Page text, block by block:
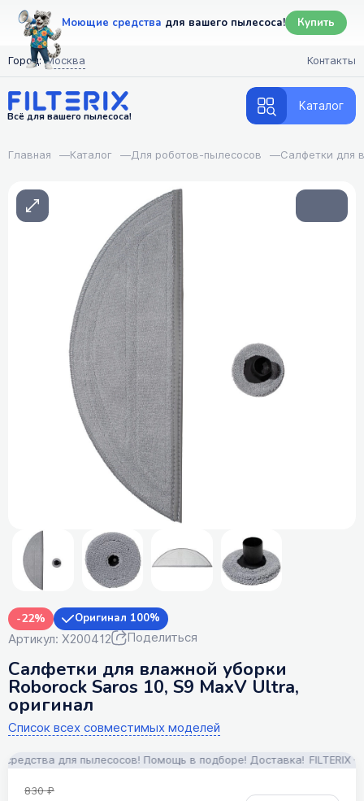
Моющие средства для вашего пылесоса! Купить
Город: Москва Контакты
Всё для вашего пылесоса!
Каталог
Главная —Каталог —Для роботов-пылесосов —Салфетки для
-22% Оригинал 100%
Артикул: X200412 Поделиться
Салфетки для влажной уборки
Roborock Saros 10, S9 MaxV Ultra,
оригинал
Список всех совместимых моделей
для пылесосов! Помощь в подборе! Доставка! FILTERIX —
830 ₽